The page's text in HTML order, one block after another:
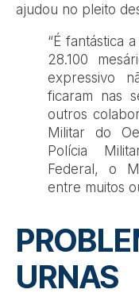
ajudou no pleito
“É fantástica
28.100
expressivo
ficaram nas
outros
Militar do
Polícia
Federal, o
entre muitos
URNAS